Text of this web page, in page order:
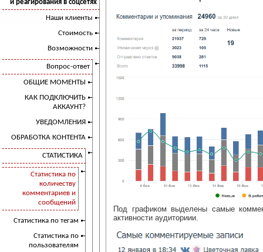
и реагирования в соцсетях
Наши клиенты
Стоимость
Возможности
Вопрос-ответ
ОБЩИЕ МОМЕНТЫ
КАК ПОДКЛЮЧИТЬ
АККАУНТ?
УВЕДОМЛЕНИЯ
ОБРАБОТКА КОНТЕНТА
СТАТИСТИКА
Статистика по
количеству
комментариев и
сообщений
Статистика по тегам
Статистика по
пользователям
Под графиком выделены самые
активности аудиториии.